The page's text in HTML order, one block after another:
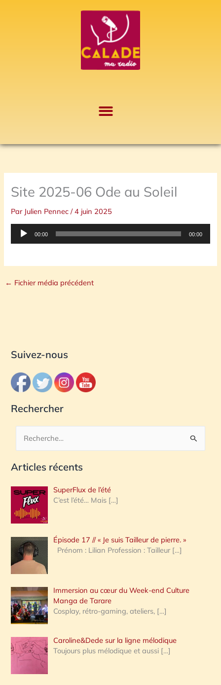
Site 2025-06 Ode au Soleil
Par Julien Pennec/4 juin 2025
Lecteur
00:00 00:00
← Fichier média précédent
Suivez-nous
Rechercher
c
e
r
c
h
e
:
Articles récents
SuperFlux de l’été
C’est l’été… Mais […]
Épisode 17 // « Je suis Tailleur de pierre. »
Prénom : Lilian Profession : Tailleur […]
Immersion au cœur du Week-end Culture
Manga de Tarare
Cosplay, rétro-gaming, ateliers, […]
Caroline&Dede sur la ligne mélodique
Toujours plus mélodique et aussi […]